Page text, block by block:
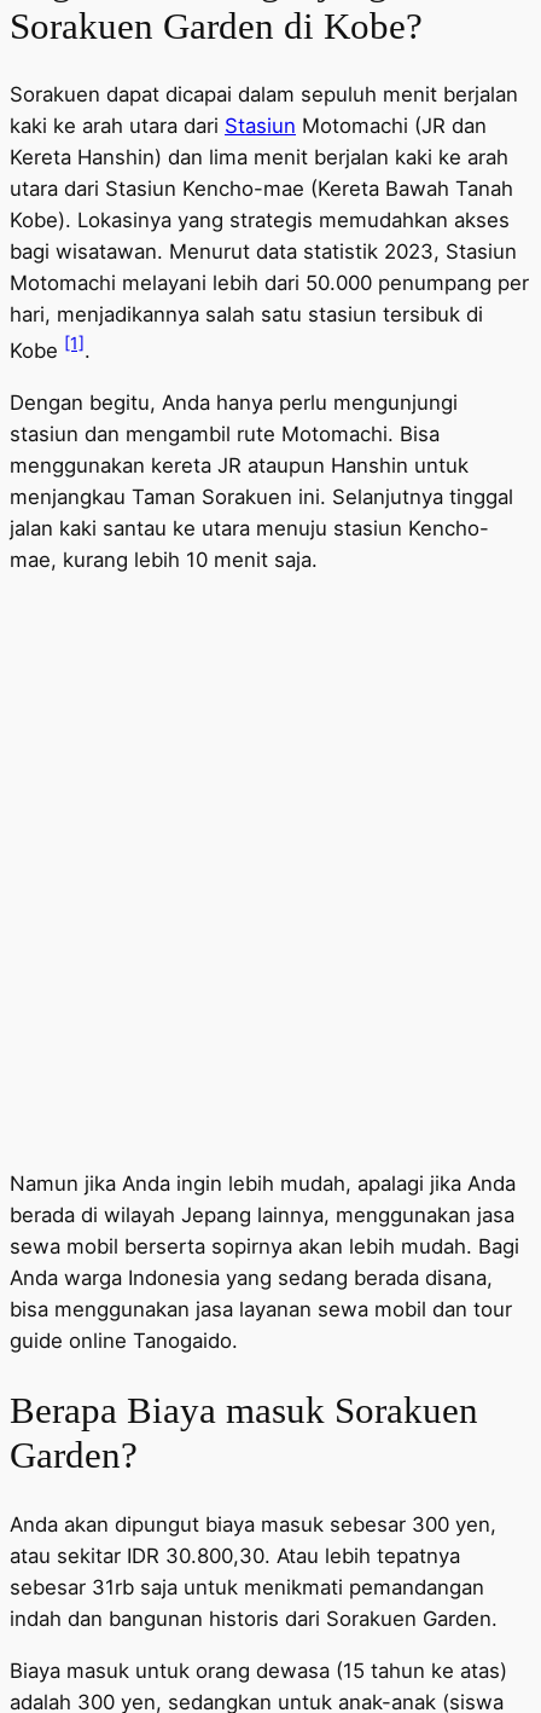
Sorakuen Garden di Kobe?
Sorakuen dapat dicapai dalam sepuluh menit berjalan
kaki ke arah utara dari Stasiun Motomachi (JR dan
Kereta Hanshin) dan lima menit berjalan kaki ke arah
utara dari Stasiun Kencho-mae (Kereta Bawah Tanah
Kobe). Lokasinya yang strategis memudahkan akses
bagi wisatawan. Menurut data statistik 2023, Stasiun
Motomachi melayani lebih dari 50.000 penumpang per
hari, menjadikannya salah satu stasiun tersibuk di
Kobe [1].
Dengan begitu, Anda hanya perlu mengunjungi
stasiun dan mengambil rute Motomachi. Bisa
menggunakan kereta JR ataupun Hanshin untuk
menjangkau Taman Sorakuen ini. Selanjutnya tinggal
jalan kaki santau ke utara menuju stasiun Kencho-
mae, kurang lebih 10 menit saja.
Namun jika Anda ingin lebih mudah, apalagi jika Anda
berada di wilayah Jepang lainnya, menggunakan jasa
sewa mobil berserta sopirnya akan lebih mudah. Bagi
Anda warga Indonesia yang sedang berada disana,
bisa menggunakan jasa layanan sewa mobil dan tour
guide online Tanogaido.
Berapa Biaya masuk Sorakuen
Garden?
Anda akan dipungut biaya masuk sebesar 300 yen,
atau sekitar IDR 30.800,30. Atau lebih tepatnya
sebesar 31rb saja untuk menikmati pemandangan
indah dan bangunan historis dari Sorakuen Garden.
Biaya masuk untuk orang dewasa (15 tahun ke atas)
adalah 300 yen, sedangkan untuk anak-anak (siswa